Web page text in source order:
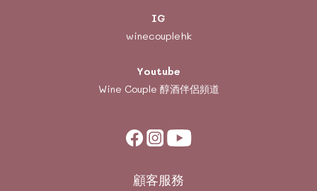
IG
winecouplehk
Youtube
Wine Couple 醇酒伴侶頻道
顧客服務